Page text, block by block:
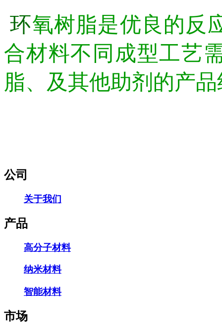
环氧树脂是优良的反
合材料不同成型工艺
脂、及其他助剂的产
公司
关于我们
产品
高分子材料
纳米材料
智能材料
市场